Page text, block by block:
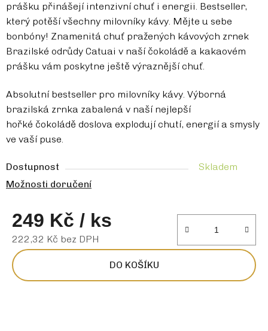
prášku přinášejí intenzivní chuť i energii. Bestseller,
který potěší všechny milovníky kávy. Mějte u sebe
bonbóny! Znamenitá chuť pražených kávových zrnek
Brazilské odrůdy Catuai v naší čokoládě a kakaovém
prášku vám poskytne ještě výraznější chuť.
Absolutní bestseller pro milovníky kávy. Výborná
brazilská zrnka zabalená v naší nejlepší
hořké čokoládě doslova explodují chutí, energií a smysly
ve vaší puse.
Dostupnost
Skladem
Možnosti doručení
249 Kč / ks
222,32 Kč bez DPH
Měrná cena:
DO KOŠÍKU